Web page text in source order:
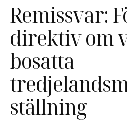
Remissvar:
direktiv om
bosatta
ställning